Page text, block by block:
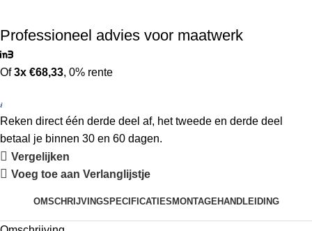
Professioneel advies voor maatwerk
Of3x €68,33, 0% rente
Reken direct één derde deel af, het tweede en derde deel
betaal je binnen 30 en 60 dagen.
Vergelijken
Voeg toe aan Verlanglijstje
OMSCHRIJVINGSPECIFICATIES MONTAGEHANDLEIDING